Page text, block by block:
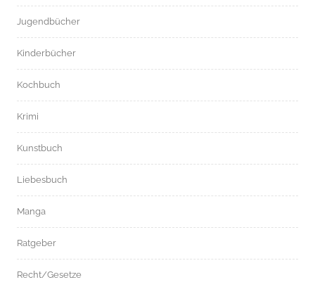
Jugendbücher
Kinderbücher
Kochbuch
Krimi
Kunstbuch
Liebesbuch
Manga
Ratgeber
Recht/Gesetze